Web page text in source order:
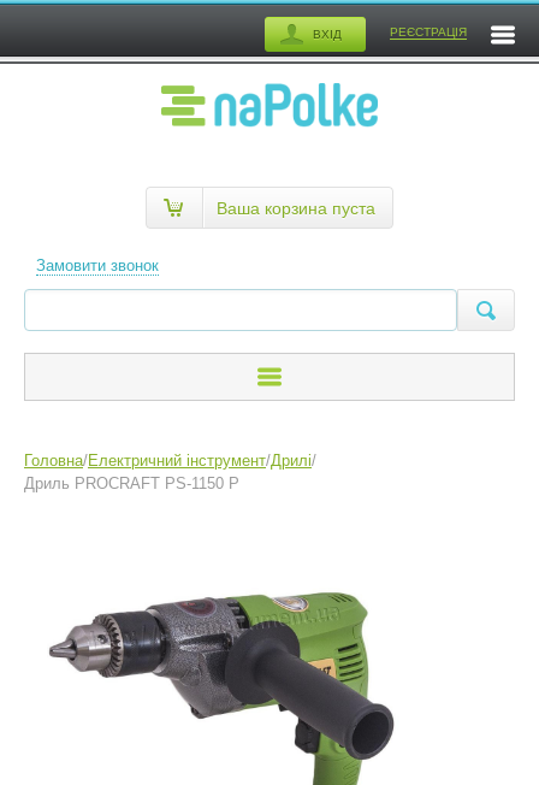
ВХІД РЕЄСТРАЦІЯ
Замовити звонок
Ваша корзина пуста
Головна/Електричний інструмент/Дрилі/
Дриль PROCRAFT PS-1150 P